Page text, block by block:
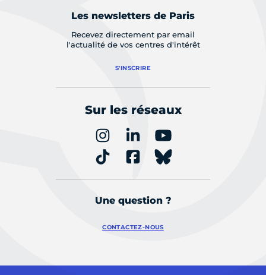
Les newsletters de Paris
Recevez directement par email
l'actualité de vos centres d'intérêt
S'INSCRIRE
Sur les réseaux
Une question ?
CONTACTEZ-NOUS